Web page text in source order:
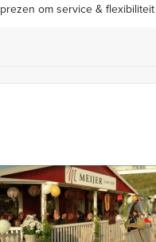
om service & flexibiliteit